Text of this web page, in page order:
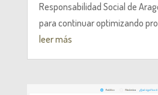
Responsabilidad Social de
para continuar optimizando
leer más